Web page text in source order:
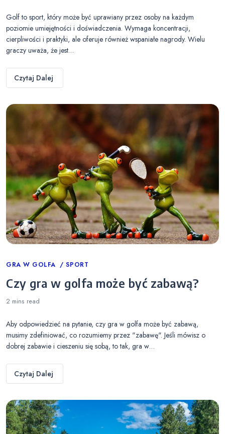
Golf to sport, który może być uprawiany przez osoby na każdym
poziomie umiejętności i doświadczenia. Wymaga koncentracji,
cierpliwości i praktyki, ale oferuje również wspaniałe nagrody. Wielu
graczy uważa, że jest…
Czytaj Dalej
Categories
GRA W GOLFA SPORT
Czy gra w golfa może być zabawą?
2 mins read
Aby odpowiedzieć na pytanie, czy gra w golfa może być zabawą,
musimy zdefiniować, co rozumiemy przez "zabawę". Jeśli mówisz o
dobrej zabawie i cieszeniu się sobą, to tak, gra w…
Czytaj Dalej